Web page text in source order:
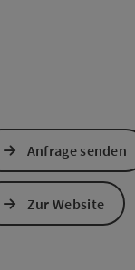
Anfrage senden
Zur Website